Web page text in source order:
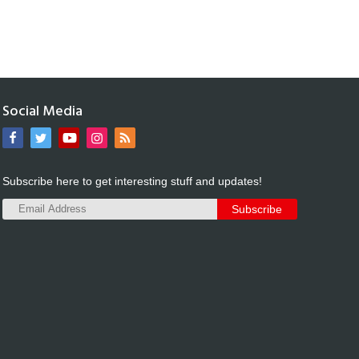
Social Media
Subscribe here to get interesting stuff and updates!